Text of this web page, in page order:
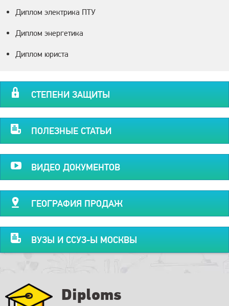
Диплом электрика ПТУ
Диплом энергетика
Диплом юриста
СТЕПЕНИ ЗАЩИТЫ
ПОЛЕЗНЫЕ СТАТЬИ
ВИДЕО ДОКУМЕНТОВ
ГЕОГРАФИЯ ПРОДАЖ
ВУЗЫ И ССУЗ-Ы МОСКВЫ
Diploms